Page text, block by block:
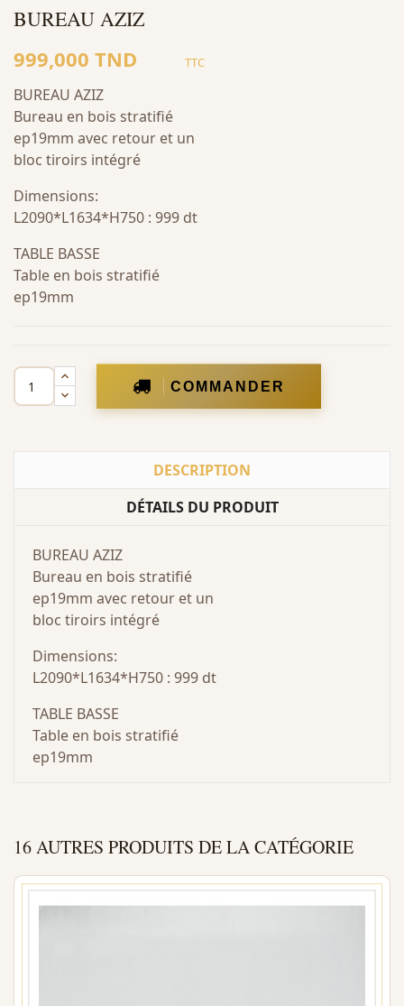
BUREAU AZIZ
999,000 TND TTC
BUREAU AZIZ
Bureau en bois stratifié
ep19mm avec retour et un
bloc tiroirs intégré
Dimensions:
L2090*L1634*H750 : 999 dt
TABLE BASSE
Table en bois stratifié
ep19mm
COMMANDER
DESCRIPTION
DÉTAILS DU PRODUIT
BUREAU AZIZ
Bureau en bois stratifié
ep19mm avec retour et un
bloc tiroirs intégré
Dimensions:
L2090*L1634*H750 : 999 dt
TABLE BASSE
Table en bois stratifié
ep19mm
16 AUTRES PRODUITS DE LA CATÉGORIE